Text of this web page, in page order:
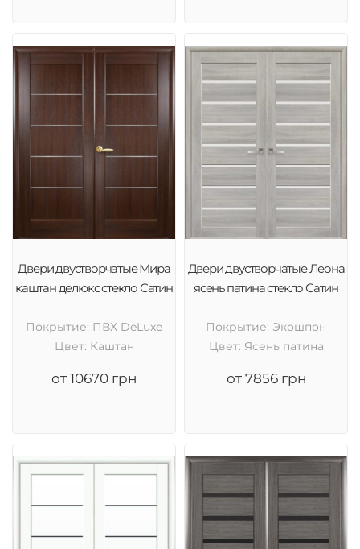
Двери двустворчатые Мира
каштан делюкс стекло Сатин
Покрытие: ПВХ DeLuxe
Цвет: Каштан
от 10670 грн
Двери двустворчатые Леона
ясень патина стекло Сатин
Покрытие: Экошпон
Цвет: Ясень патина
от 7856 грн